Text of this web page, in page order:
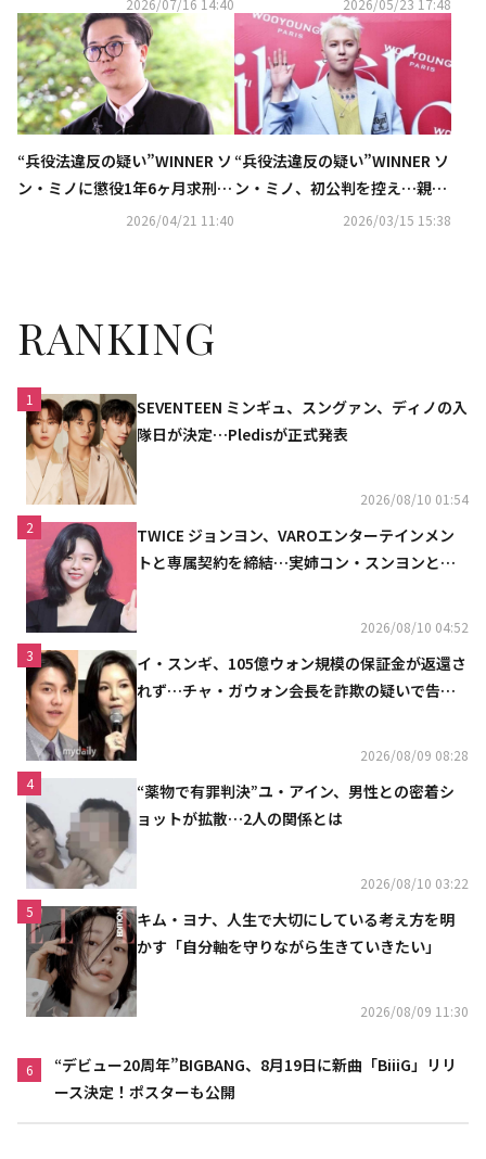
2026/07/16 14:40 2026/05/23 17:48
“兵役法違反の疑い”WINNER ソ
ン・ミノに懲役1年6ヶ月求刑…
報道陣の前で謝罪2026/04/21 11:40
“兵役法違反の疑い”WINNER ソ
ン・ミノ、初公判を控え…親友
の映画VIP試写会に参加？目撃
2026/03/15 15:38
RANKING
1
SEVENTEEN ミンギュ、スングァン、ディノの入
隊日が決定…Pledisが正式発表
2026/08/10 01:54
2
TWICE ジョンヨン、VAROエンターテインメン
トと専属契約を締結…実姉コン・スンヨンと同
2026/08/10 04:52
3
イ・スンギ、105億ウォン規模の保証金が返還さ
れず…チャ・ガウォン会長を詐欺の疑いで告訴
2026/08/09 08:28
4
“薬物で有罪判決”ユ・アイン、男性との密着シ
ョットが拡散…2人の関係とは
2026/08/10 03:22
5
キム・ヨナ、人生で大切にしている考え方を明
かす「自分軸を守りながら生きていきたい」
2026/08/09 11:30
6
“デビュー20周年”BIGBANG、8月19日に新曲「BiiiG」リリ
ース決定！ポスターも公開